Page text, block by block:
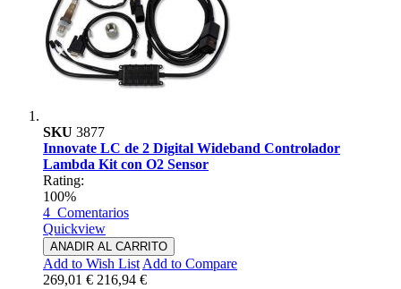
SKU 3877
Innovate LC de 2 Digital Wideband Controlador
Lambda Kit con O2 Sensor
Rating:
100%
4 Comentarios
Quickview
ANADIR AL CARRITO
Add to Wish List Add to Compare
269,01 € 216,94 €